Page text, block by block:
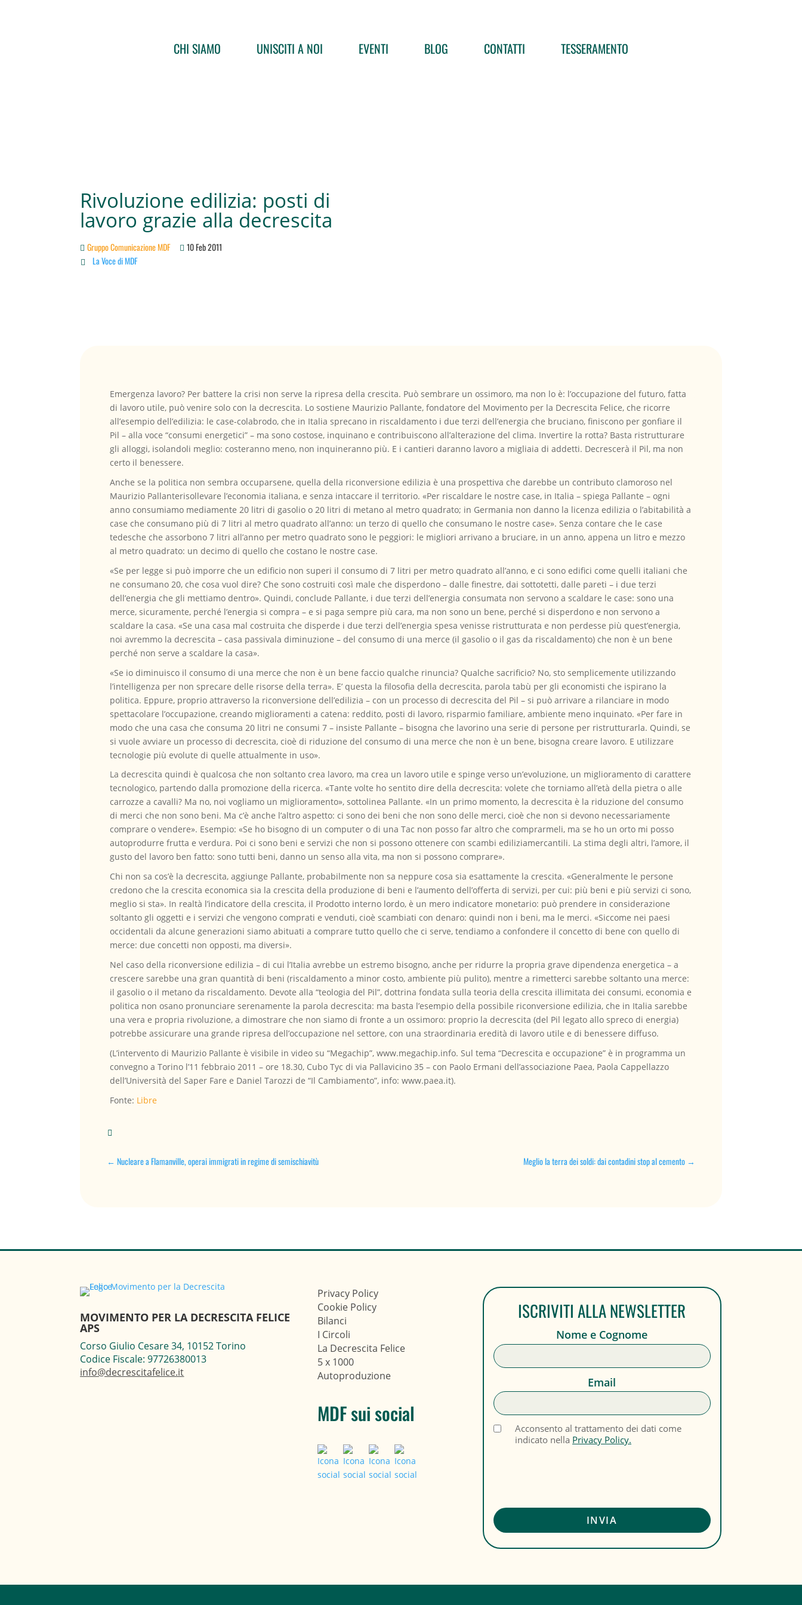
CHI SIAMO UNISCITI A NOI EVENTI BLOG CONTATTI TESSERAMENTO
Rivoluzione edilizia: posti di
lavoro grazie alla decrescita
Gruppo Comunicazione MDF 10 Feb 2011
 La Voce di MDF
Emergenza lavoro? Per battere la crisi non serve la ripresa della crescita. Può sembrare un ossimoro, ma non lo è: l’occupazione del futuro, fatta
di lavoro utile, può venire solo con la decrescita. Lo sostiene Maurizio Pallante, fondatore del Movimento per la Decrescita Felice, che ricorre
all’esempio dell’edilizia: le case-colabrodo, che in Italia sprecano in riscaldamento i due terzi dell’energia che bruciano, finiscono per gonfiare il
Pil – alla voce “consumi energetici” – ma sono costose, inquinano e contribuiscono all’alterazione del clima. Invertire la rotta? Basta ristrutturare
gli alloggi, isolandoli meglio: costeranno meno, non inquineranno più. E i cantieri daranno lavoro a migliaia di addetti. Decrescerà il Pil, ma non
certo il benessere.
Anche se la politica non sembra occuparsene, quella della riconversione edilizia è una prospettiva che darebbe un contributo clamoroso nel
Maurizio Pallanterisollevare l’economia italiana, e senza intaccare il territorio. «Per riscaldare le nostre case, in Italia – spiega Pallante – ogni
anno consumiamo mediamente 20 litri di gasolio o 20 litri di metano al metro quadrato; in Germania non danno la licenza edilizia o l’abitabilità a
case che consumano più di 7 litri al metro quadrato all’anno: un terzo di quello che consumano le nostre case». Senza contare che le case
tedesche che assorbono 7 litri all’anno per metro quadrato sono le peggiori: le migliori arrivano a bruciare, in un anno, appena un litro e mezzo
al metro quadrato: un decimo di quello che costano le nostre case.
«Se per legge si può imporre che un edificio non superi il consumo di 7 litri per metro quadrato all’anno, e ci sono edifici come quelli italiani che
ne consumano 20, che cosa vuol dire? Che sono costruiti così male che disperdono – dalle finestre, dai sottotetti, dalle pareti – i due terzi
dell’energia che gli mettiamo dentro». Quindi, conclude Pallante, i due terzi dell’energia consumata non servono a scaldare le case: sono una
merce, sicuramente, perché l’energia si compra – e si paga sempre più cara, ma non sono un bene, perché si disperdono e non servono a
scaldare la casa. «Se una casa mal costruita che disperde i due terzi dell’energia spesa venisse ristrutturata e non perdesse più quest’energia,
noi avremmo la decrescita – casa passivala diminuzione – del consumo di una merce (il gasolio o il gas da riscaldamento) che non è un bene
perché non serve a scaldare la casa».
«Se io diminuisco il consumo di una merce che non è un bene faccio qualche rinuncia? Qualche sacrificio? No, sto semplicemente utilizzando
l’intelligenza per non sprecare delle risorse della terra». E’ questa la filosofia della decrescita, parola tabù per gli economisti che ispirano la
politica. Eppure, proprio attraverso la riconversione dell’edilizia – con un processo di decrescita del Pil – si può arrivare a rilanciare in modo
spettacolare l’occupazione, creando miglioramenti a catena: reddito, posti di lavoro, risparmio familiare, ambiente meno inquinato. «Per fare in
modo che una casa che consuma 20 litri ne consumi 7 – insiste Pallante – bisogna che lavorino una serie di persone per ristrutturarla. Quindi, se
si vuole avviare un processo di decrescita, cioè di riduzione del consumo di una merce che non è un bene, bisogna creare lavoro. E utilizzare
tecnologie più evolute di quelle attualmente in uso».
La decrescita quindi è qualcosa che non soltanto crea lavoro, ma crea un lavoro utile e spinge verso un’evoluzione, un miglioramento di carattere
tecnologico, partendo dalla promozione della ricerca. «Tante volte ho sentito dire della decrescita: volete che torniamo all’età della pietra o alle
carrozze a cavalli? Ma no, noi vogliamo un miglioramento», sottolinea Pallante. «In un primo momento, la decrescita è la riduzione del consumo
di merci che non sono beni. Ma c’è anche l’altro aspetto: ci sono dei beni che non sono delle merci, cioè che non si devono necessariamente
comprare o vendere». Esempio: «Se ho bisogno di un computer o di una Tac non posso far altro che comprarmeli, ma se ho un orto mi posso
autoprodurre frutta e verdura. Poi ci sono beni e servizi che non si possono ottenere con scambi ediliziamercantili. La stima degli altri, l’amore, il
gusto del lavoro ben fatto: sono tutti beni, danno un senso alla vita, ma non si possono comprare».
Chi non sa cos’è la decrescita, aggiunge Pallante, probabilmente non sa neppure cosa sia esattamente la crescita. «Generalmente le persone
credono che la crescita economica sia la crescita della produzione di beni e l’aumento dell’offerta di servizi, per cui: più beni e più servizi ci sono,
meglio si sta». In realtà l’indicatore della crescita, il Prodotto interno lordo, è un mero indicatore monetario: può prendere in considerazione
soltanto gli oggetti e i servizi che vengono comprati e venduti, cioè scambiati con denaro: quindi non i beni, ma le merci. «Siccome nei paesi
occidentali da alcune generazioni siamo abituati a comprare tutto quello che ci serve, tendiamo a confondere il concetto di bene con quello di
merce: due concetti non opposti, ma diversi».
Nel caso della riconversione edilizia – di cui l’Italia avrebbe un estremo bisogno, anche per ridurre la propria grave dipendenza energetica – a
crescere sarebbe una gran quantità di beni (riscaldamento a minor costo, ambiente più pulito), mentre a rimetterci sarebbe soltanto una merce:
il gasolio o il metano da riscaldamento. Devote alla “teologia del Pil”, dottrina fondata sulla teoria della crescita illimitata dei consumi, economia e
politica non osano pronunciare serenamente la parola decrescita: ma basta l’esempio della possibile riconversione edilizia, che in Italia sarebbe
una vera e propria rivoluzione, a dimostrare che non siamo di fronte a un ossimoro: proprio la decrescita (del Pil legato allo spreco di energia)
potrebbe assicurare una grande ripresa dell’occupazione nel settore, con una straordinaria eredità di lavoro utile e di benessere diffuso.
(L’intervento di Maurizio Pallante è visibile in video su “Megachip”, www.megachip.info. Sul tema “Decrescita e occupazione” è in programma un
convegno a Torino l’11 febbraio 2011 – ore 18.30, Cubo Tyc di via Pallavicino 35 – con Paolo Ermani dell’associazione Paea, Paola Cappellazzo
dell’Università del Saper Fare e Daniel Tarozzi de “Il Cambiamento”, info: www.paea.it).
Fonte: Libre

←Nucleare a Flamanville, operai immigrati in regime di semischiavitù Meglio la terra dei soldi: dai contadini stop al cemento→
MOVIMENTO PER LA DECRESCITA FELICE
APS
Corso Giulio Cesare 34, 10152 Torino
Codice Fiscale: 97726380013
info@decrescitafelice.it
Privacy Policy
Cookie Policy
Bilanci
I Circoli
La Decrescita Felice
5 x 1000
Autoproduzione
MDF sui social
ISCRIVITI ALLA NEWSLETTER
Nome e Cognome
Email
Acconsento al trattamento dei dati come
indicato nella Privacy Policy.